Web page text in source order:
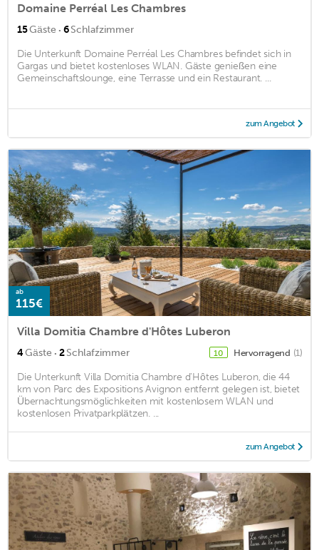
Domaine Perréal Les Chambres
15Gäste · 6Schlafzimmer
Die Unterkunft Domaine Perréal Les Chambres befindet sich in
Gargas und bietet kostenloses WLAN. Gäste genießen eine
Gemeinschaftslounge, eine Terrasse und ein Restaurant. ...
zum Angebot
ab
115€
Villa Domitia Chambre d'Hôtes Luberon
4Gäste · 2Schlafzimmer 10 Hervorragend (1)
Die Unterkunft Villa Domitia Chambre d'Hôtes Luberon, die 44
km von Parc des Expositions Avignon entfernt gelegen ist, bietet
Übernachtungsmöglichkeiten mit kostenlosem WLAN und
kostenlosen Privatparkplätzen. ...
zum Angebot